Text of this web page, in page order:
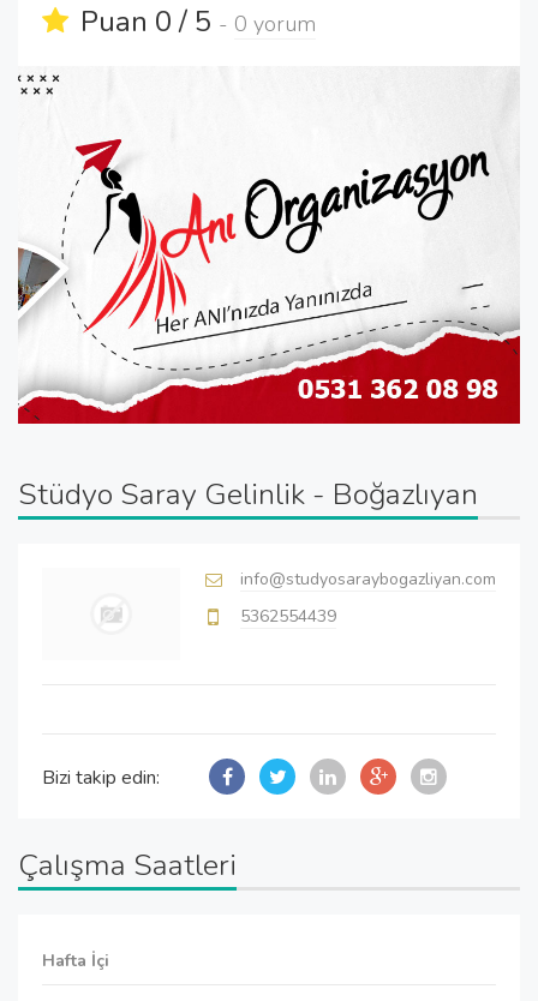
Puan 0 / 5 - 0 yorum
Stüdyo Saray Gelinlik - Boğazlıyan
info@studyosaraybogazliyan.com
5362554439
Bizi takip edin:
Çalışma Saatleri
Hafta İçi